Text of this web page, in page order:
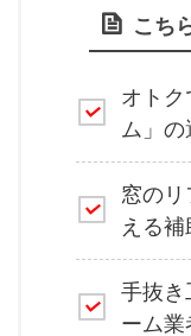
こち
オト
ム」
窓の
える
手抜き
ーム